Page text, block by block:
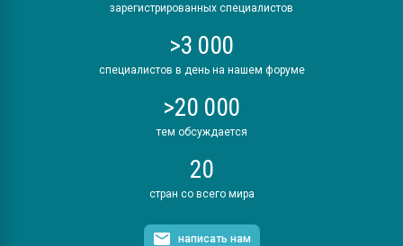
зарегистрированных специалистов
>3 000
специалистов в день на нашем форуме
>20 000
тем обсуждается
20
стран со всего мира
написать нам